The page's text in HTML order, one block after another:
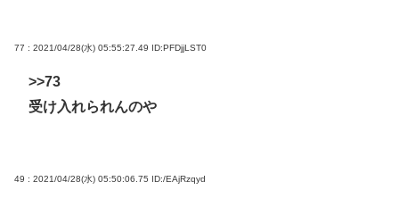
77 : 2021/04/28(水) 05:55:27.49 ID:PFDjjLST0
>>73
受け入れられんのや
49 : 2021/04/28(水) 05:50:06.75 ID:/EAjRzqyd